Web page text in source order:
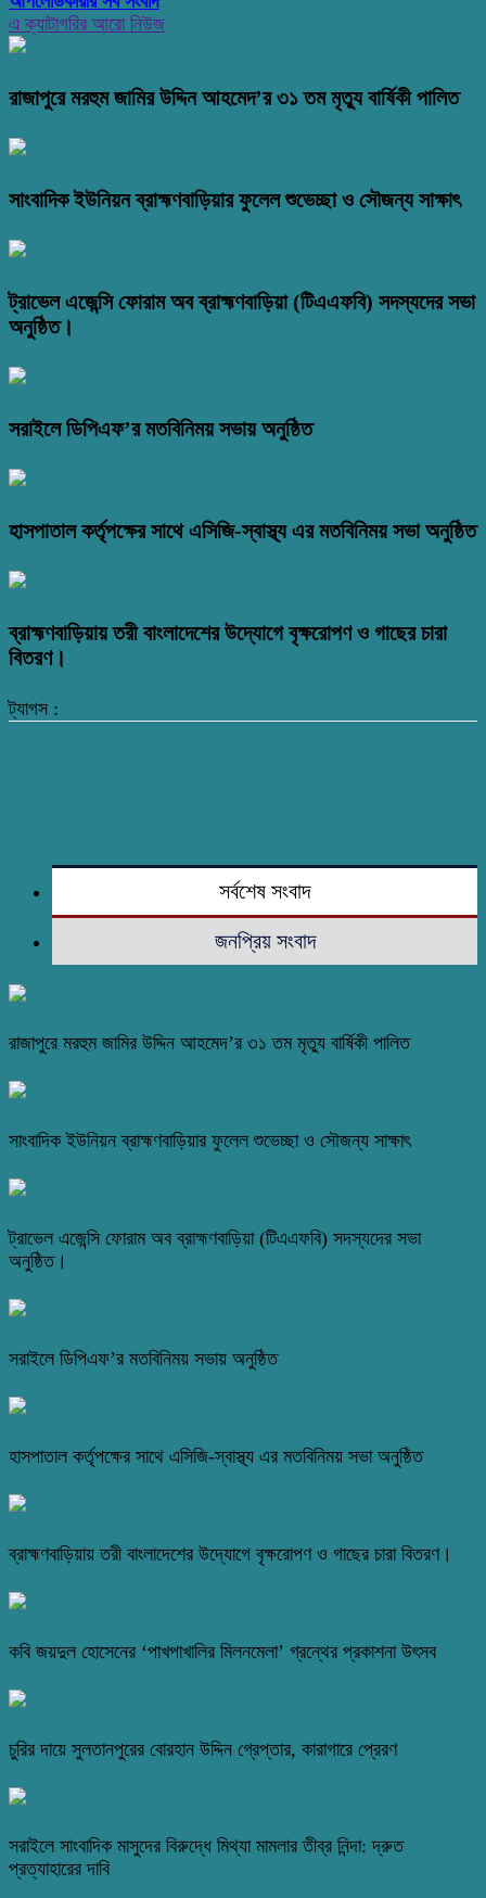
এ ক্যাটাগরির আরো নিউজ
রাজাপুরে মরহুম জামির উদ্দিন আহমেদ’র ৩১ তম মৃত্যু বার্ষিকী পালিত
সাংবাদিক ইউনিয়ন ব্রাহ্মণবাড়িয়ার ফুলেল শুভেচ্ছা ও সৌজন্য সাক্ষাৎ
ট্রাভেল এজেন্সি ফোরাম অব ব্রাহ্মণবাড়িয়া (টিএএফবি) সদস্যদের সভা
অনুষ্ঠিত।
সরাইলে ডিপিএফ’র মতবিনিময় সভায় অনুষ্ঠিত
হাসপাতাল কর্তৃপক্ষের সাথে এসিজি-স্বাস্থ্য এর মতবিনিময় সভা অনুষ্ঠিত
ব্রাহ্মণবাড়িয়ায় তরী বাংলাদেশের উদ্যোগে বৃক্ষরোপণ ও গাছের চারা
বিতরণ।
ট্যাগস :
সর্বশেষ সংবাদ
জনপ্রিয় সংবাদ
রাজাপুরে মরহুম জামির উদ্দিন আহমেদ’র ৩১ তম মৃত্যু বার্ষিকী পালিত
সাংবাদিক ইউনিয়ন ব্রাহ্মণবাড়িয়ার ফুলেল শুভেচ্ছা ও সৌজন্য সাক্ষাৎ
ট্রাভেল এজেন্সি ফোরাম অব ব্রাহ্মণবাড়িয়া (টিএএফবি) সদস্যদের সভা
অনুষ্ঠিত।
সরাইলে ডিপিএফ’র মতবিনিময় সভায় অনুষ্ঠিত
হাসপাতাল কর্তৃপক্ষের সাথে এসিজি-স্বাস্থ্য এর মতবিনিময় সভা অনুষ্ঠিত
ব্রাহ্মণবাড়িয়ায় তরী বাংলাদেশের উদ্যোগে বৃক্ষরোপণ ও গাছের চারা বিতরণ।
কবি জয়দুল হোসেনের ‘পাখপাখালির মিলনমেলা’ গ্রন্থের প্রকাশনা উৎসব
চুরির দায়ে সুলতানপুরের বোরহান উদ্দিন গ্রেপ্তার, কারাগারে প্রেরণ
সরাইলে সাংবাদিক মাসুদের বিরুদ্ধে মিথ্যা মামলার তীব্র নিন্দা: দ্রুত
প্রত্যাহারের দাবি